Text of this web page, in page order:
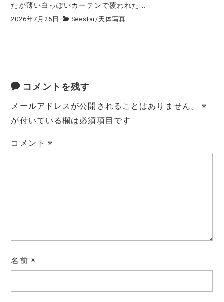
たが薄い白っぽいカーテンで覆われた...
2026年7月25日 Seestar/天体写真
コメントを残す
メールアドレスが公開されることはありません。
※
が付いている欄は必須項目です
コメント※
名前 ※